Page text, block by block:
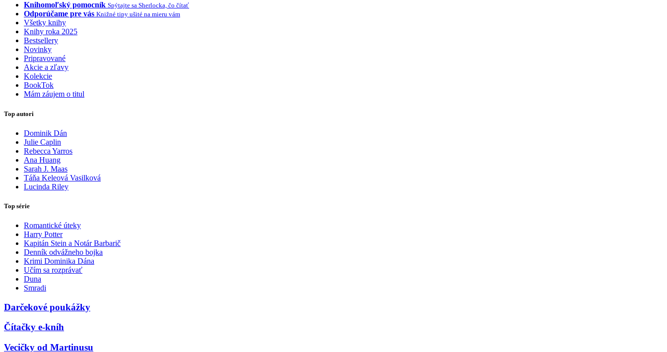
Knihomoľský pomocník Spýtajte sa Sherlocka, čo čítať
Odporúčame pre vás Knižné tipy ušité na mieru vám
Všetky knihy
Knihy roka 2025
Bestsellery
Novinky
Pripravované
Akcie a zľavy
Kolekcie
BookTok
Mám záujem o titul
Top autori
Dominik Dán
Julie Caplin
Rebecca Yarros
Ana Huang
Sarah J. Maas
Táňa Keleová Vasilková
Lucinda Riley
Top série
Romantické úteky
Harry Potter
Kapitán Stein a Notár Barbarič
Denník odvážneho bojka
Krimi Dominika Dána
Učím sa rozprávať
Duna
Smradi
Darčekové poukážky
Čítačky e-kníh
Vecičky od Martinusu